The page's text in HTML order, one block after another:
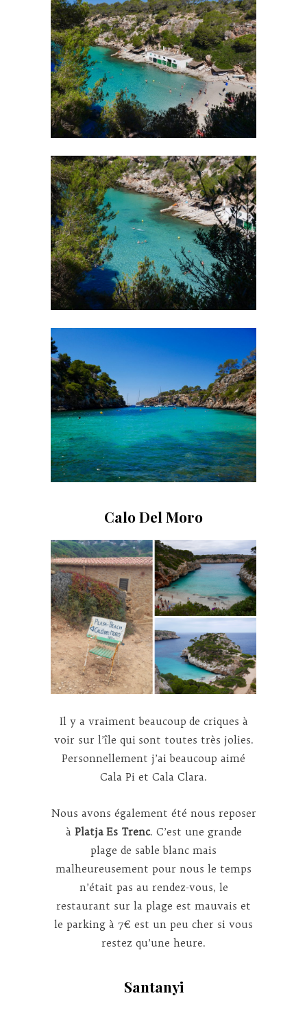
Calo Del Moro
Il y a vraiment beaucoup de criques à
voir sur l’île qui sont toutes très jolies.
Personnellement j’ai beaucoup aimé
Cala Pi et Cala Clara.
Nous avons également été nous reposer
à Platja Es Trenc. C’est une grande
plage de sable blanc mais
malheureusement pour nous le temps
n’était pas au rendez-vous, le
restaurant sur la plage est mauvais et
le parking à 7€ est un peu cher si vous
restez qu’une heure.
Santanyi